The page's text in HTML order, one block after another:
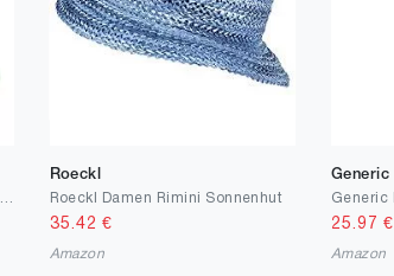
Roeckl
Roeckl Damen Rimini Sonnenhut
35.42 €
Amazon
Generic
25.97 €
Amazon